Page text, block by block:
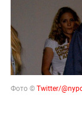
Фото ©Twitter/